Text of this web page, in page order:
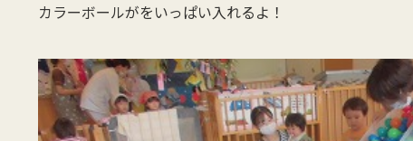
カラーボールがをいっぱい入れるよ！